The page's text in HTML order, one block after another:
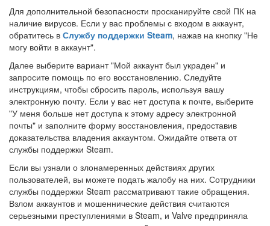
Для дополнительной безопасности просканируйте свой ПК на
наличие вирусов. Если у вас проблемы с входом в аккаунт,
обратитесь в Службу поддержки Steam, нажав на кнопку "Не
могу войти в аккаунт".
Далее выберите вариант "Мой аккаунт был украден" и
запросите помощь по его восстановлению. Следуйте
инструкциям, чтобы сбросить пароль, используя вашу
электронную почту. Если у вас нет доступа к почте, выберите
"У меня больше нет доступа к этому адресу электронной
почты" и заполните форму восстановления, предоставив
доказательства владения аккаунтом. Ожидайте ответа от
службы поддержки Steam.
Если вы узнали о злонамеренных действиях других
пользователей, вы можете подать жалобу на них. Сотрудники
службы поддержки Steam рассматривают такие обращения.
Взлом аккаунтов и мошеннические действия считаются
серьезными преступлениями в Steam, и Valve предприняла